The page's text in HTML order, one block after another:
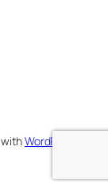
WordPress